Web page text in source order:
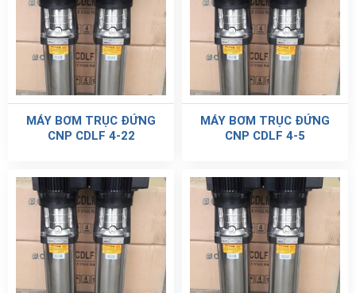
MÁY BƠM TRỤC ĐỨNG
CNP CDLF 4-22
MÁY BƠM TRỤC ĐỨNG
CNP CDLF 4-5